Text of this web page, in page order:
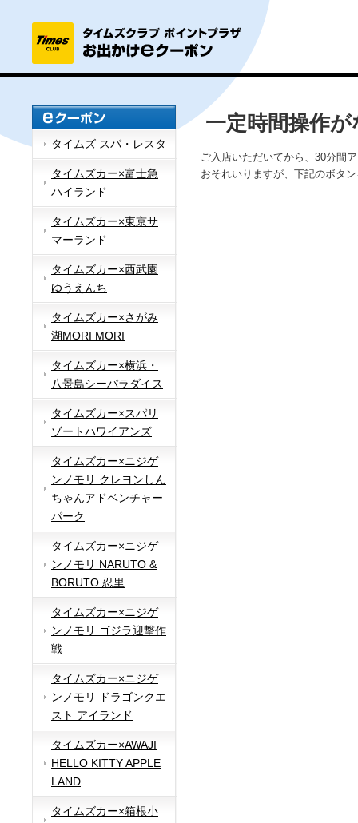
タイムズ スパ・レスタ
タイムズカー×富士急
ハイランド
タイムズカー×東京サ
マーランド
タイムズカー×西武園
ゆうえんち
タイムズカー×さがみ
湖MORI MORI
タイムズカー×横浜・
八景島シーパラダイス
タイムズカー×スパリ
ゾートハワイアンズ
タイムズカー×ニジゲ
ンノモリ クレヨンしん
ちゃんアドベンチャー
パーク
タイムズカー×ニジゲ
ンノモリ NARUTO &
BORUTO 忍里
タイムズカー×ニジゲ
ンノモリ ゴジラ迎撃作
戦
タイムズカー×ニジゲ
ンノモリ ドラゴンクエ
スト アイランド
タイムズカー×AWAJI
HELLO KITTY APPLE
LAND
タイムズカー×箱根小
一定時間操作
ご入店いただいてから、30分間
おそれいりますが、下記のボタ